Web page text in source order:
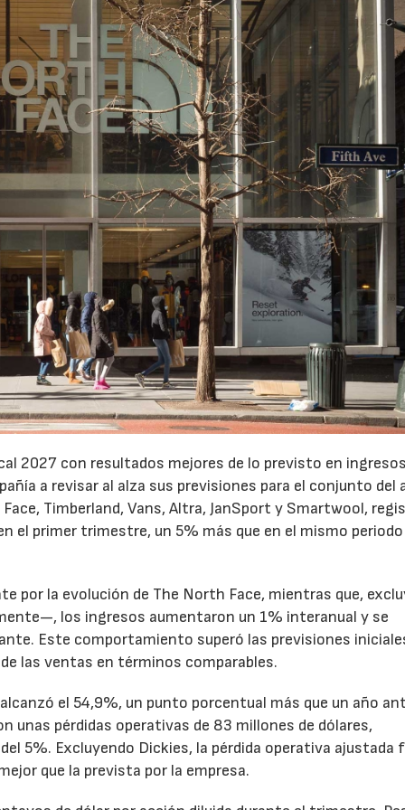
2027 con resultados mejores de lo previsto en
a revisar al alza sus previsiones para el conjunto del
Timberland, Vans, Altra, JanSport y Smartwool,
el primer trimestre, un 5% más que en el mismo
por la evolución de The North Face, mientras que,
los ingresos aumentaron un 1% interanual y se
Este comportamiento superó las previsiones
las ventas en términos comparables.
el 54,9%, un punto porcentual más que un año
unas pérdidas operativas de 83 millones de dólares,
5%. Excluyendo Dickies, la pérdida operativa ajustada
que la prevista por la empresa.